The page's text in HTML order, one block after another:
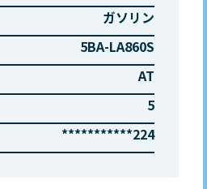
ガソリン
5BA-LA860S
AT
5
***********224